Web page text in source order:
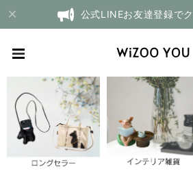
公式LINEお友達登録で